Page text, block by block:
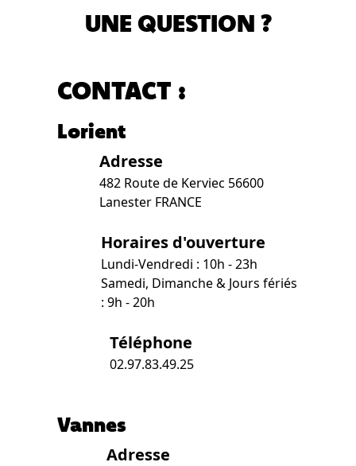
UNE QUESTION ?
CONTACT :
Lorient
Adresse
482 Route de Kerviec 56600
Lanester FRANCE
Horaires d'ouverture
Lundi-Vendredi : 10h - 23h
Samedi, Dimanche & Jours fériés
: 9h - 20h
Téléphone
02.97.83.49.25
Vannes
Adresse